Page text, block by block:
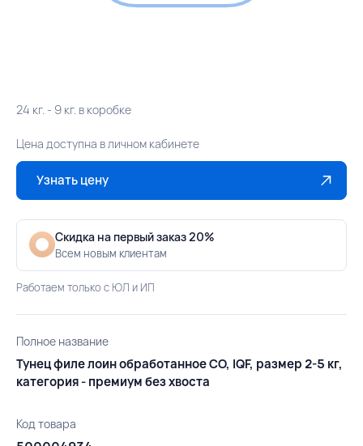
24 кг. - 9 кг. в коробке
Цена доступна в личном кабинете
Узнать цену
Скидка на первый заказ 20%
Всем новым клиентам
Работаем только с ЮЛ и ИП
Полное название
Тунец филе лоин обработанное CO, IQF, размер 2-5 кг,
категория - премиум без хвоста
Код товара